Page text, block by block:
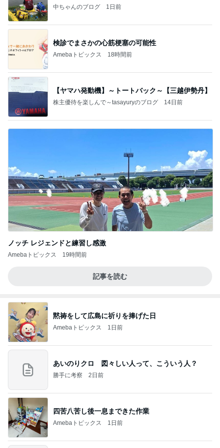
中ちゃんのブログ 1日前
検診でまさかの心筋梗塞の可能性
Amebaトピックス 18時間前
【ヤマハ発動機】～トートバック～【三越伊勢丹】
株主優待を楽しんで～tasayuryのブログ 14日前
ノッチ レジェンドと練習し感激
Amebaトピックス 19時間前
記事を読む
黙祷をして広島に祈りを捧げた日
Amebaトピックス 1日前
あいのりクロ 図々しい人って、こういう人？
勝手に考察 2日前
四苦八苦し後一息まできた作業
Amebaトピックス 1日前